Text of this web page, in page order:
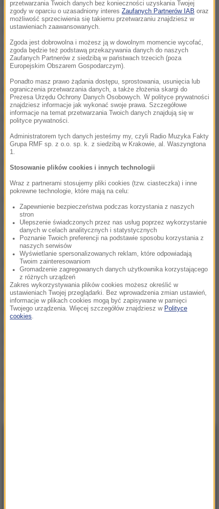
cywilnoprawne na wykonanie usług na rzecz Sądu,
które faktycznie mieściły się w zakresie
obowiązków tych samych lub innych osób
zatrudnionych w tej instytucji. Wszystko odbywało
publicznego oraz wbrew wewnętrznym regulacjom.
Usługi te dotyczyły m.in. przygotowania projektu
Regulaminu Pracy Sądu Apelacyjnego we Wrocławiu,
usystematyzowania dokumentacji, czy obsługi
funkcjonowania Zintegrowanego Systemu
Rachunkowości i Zarządzania Kadrami.
Zatrzymani zostaną przewiezieni do Prokuratury
Źródło: PAP
Tagi:zarzutyCBA
NAJWAŻNIEJSZE FAKTY
Mobilizacja po
wydarzeniach w Lipsku.
Polska dołącza do rozmów
przetwarzania Twoich danych bez konieczności uzyskania Twojej
zgody w oparciu o uzasadniony interes Zaufanych Partnerów IAB oraz
możliwość sprzeciwienia się takiemu przetwarzaniu znajdziesz w
ustawieniach zaawansowanych.
Zgoda jest dobrowolna i możesz ją w dowolnym momencie wycofać,
zgoda będzie też podstawą przekazywania danych do naszych
Zaufanych Partnerów z siedzibą w państwach trzecich (poza
Europejskim Obszarem Gospodarczym).
Ponadto masz prawo żądania dostępu, sprostowania, usunięcia lub
ograniczenia przetwarzania danych, a także złożenia skargi do
Prezesa Urzędu Ochrony Danych Osobowych. W polityce prywatności
znajdziesz informacje jak wykonać swoje prawa. Szczegółowe
informacje na temat przetwarzania Twoich danych znajdują się w
polityce prywatności.
Administratorem tych danych jesteśmy my, czyli Radio Muzyka Fakty
Grupa RMF sp. z o.o. sp. k. z siedzibą w Krakowie, al. Waszyngtona
1.
Stosowanie plików cookies i innych technologii
Wraz z partnerami stosujemy pliki cookies (tzw. ciasteczka) i inne
pokrewne technologie, które mają na celu:
Zapewnienie bezpieczeństwa podczas korzystania z naszych
stron
Ulepszenie świadczonych przez nas usług poprzez wykorzystanie
danych w celach analitycznych i statystycznych
Poznanie Twoich preferencji na podstawie sposobu korzystania z
naszych serwisów
Wyświetlanie spersonalizowanych reklam, które odpowiadają
Twoim zainteresowaniom
Gromadzenie zagregowanych danych użytkownika korzystającego
z różnych urządzeń
Zakres wykorzystywania plików cookies możesz określić w
ustawieniach Twojej przeglądarki. Bez wprowadzenia zmian ustawień,
informacje w plikach cookies mogą być zapisywane w pamięci
Twojego urządzenia. Więcej szczegółów znajdziesz w Polityce
cookies.